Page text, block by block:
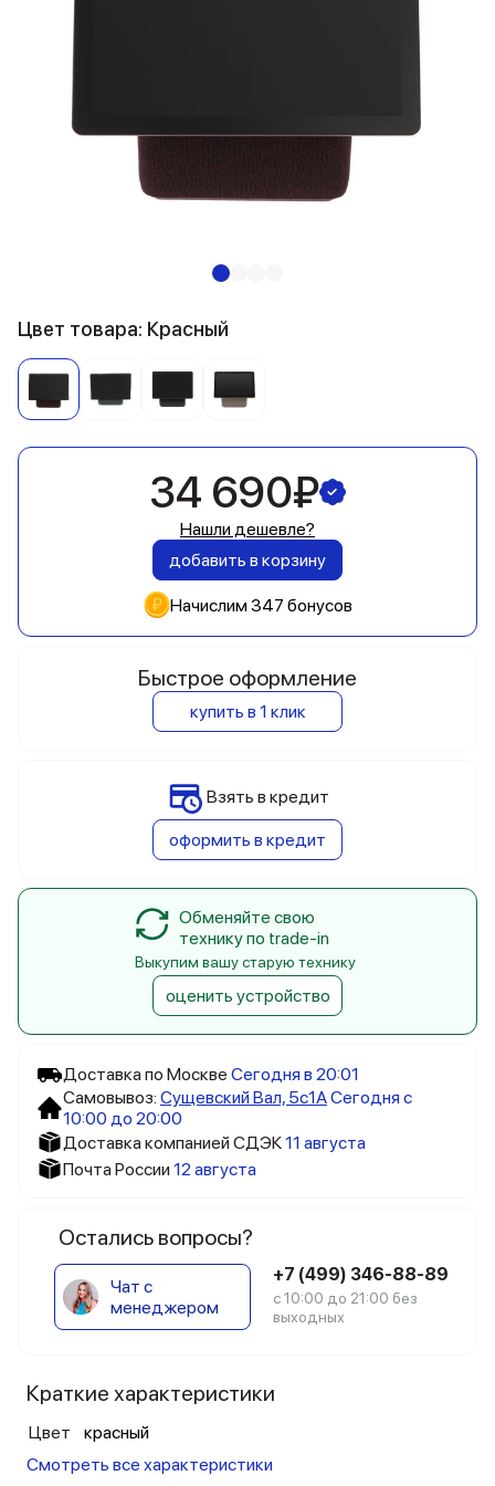
Доставка по Москве Сегодня в 20:01
Самовывоз: Сущевский Вал, 5c1АСегодня с
10:00 до 20:00
Доставка компанией СДЭК11 августа
Почта России 12 августа
Остались вопросы?
Чат с
менеджером
+7 (499) 346-88-89
с 10:00 до 21:00 без
выходных
Краткие характеристики
Цвет
красный
Смотреть все характеристики
Цвет товара: Красный
34 690₽
Нашли дешевле?
добавить в корзину
Начислим 347 бонусов
Быстрое оформление
купить в 1 клик
Взять в кредит
оформить в кредит
Обменяйте свою
технику по trade-in
Выкупим вашу старую технику
оценить устройство